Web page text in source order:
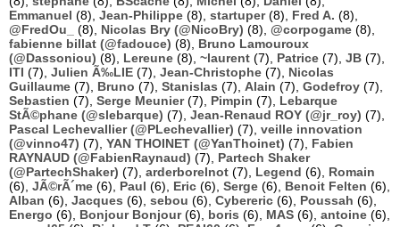
Emmanuel (8), Jean-Philippe (8), startuper(8), Fred A. (8),
@FredOu_
(8), Nicolas Bry (@NicoBry) (8), @corpogame (8),
fabienne billat (@fadouce) (8), Bruno Lamouroux
(@Dassoniou) (8), Lereune (8), ~laurent (7), Patrice (7), JB (7),
ITI (7), Julien Ã‰LIE (7), Jean-Christophe (7), Nicolas
Guillaume (7), Bruno (7), Stanislas (7), Alain (7), Godefroy (7),
Sebastien (7), Serge Meunier(7), Pimpin (7), Lebarque
StÃ©phane (@slebarque) (7), Jean-Renaud ROY (@jr_roy) (7),
Pascal Lechevallier (@PLechevallier) (7), veille innovation
(@vinno47) (7), YAN THOINET (@YanThoinet) (7), Fabien
RAYNAUD (@FabienRaynaud) (7), Partech Shaker
(@PartechShaker) (7), arderborelnot (7), Legend (6), Romain
(6), JÃ©rÃ´me (6), Paul (6), Eric (6), Serge (6), Benoit Felten (6),
Alban (6), Jacques (6), sebou (6), Cybereric (6), Poussah (6),
Energo (6), Bonjour Bonjour(6), boris (6), MAS (6), antoine (6),